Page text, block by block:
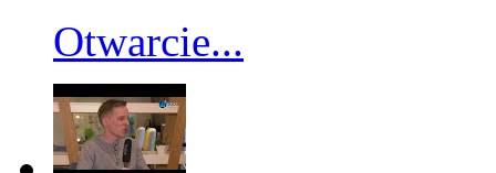
Otwarcie...